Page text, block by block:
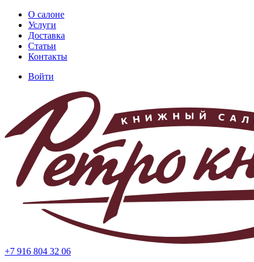
Перейти
основному
содержанию
Основная
навигация
О салоне
Услуги
Доставка
Статьи
Контакты
учётной
записи
пользователя
Войти
+7 916 804 32 06